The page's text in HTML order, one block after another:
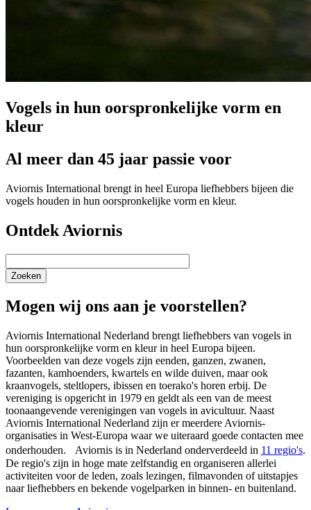
Vogels in hun oorspronkelijke vorm en
kleur
Al meer dan 45 jaar passie voor
Aviornis International brengt in heel Europa liefhebbers bijeen die
vogels houden in hun oorspronkelijke vorm en kleur.
Ontdek Aviornis
Mogen wij ons aan je voorstellen?
Aviornis International Nederland brengt liefhebbers van vogels in
hun oorspronkelijke vorm en kleur in heel Europa bijeen.
Voorbeelden van deze vogels zijn eenden, ganzen, zwanen,
fazanten, kamhoenders, kwartels en wilde duiven, maar ook
kraanvogels, steltlopers, ibissen en toerako's horen erbij. De
vereniging is opgericht in 1979 en geldt als een van de meest
toonaangevende verenigingen van vogels in avicultuur. Naast
Aviornis International Nederland zijn er meerdere Aviornis-
organisaties in West-Europa waar we uiteraard goede contacten mee
onderhouden. Aviornis is in Nederland onderverdeeld in 11 regio's.
De regio's zijn in hoge mate zelfstandig en organiseren allerlei
activiteiten voor de leden, zoals lezingen, filmavonden of uitstapjes
naar liefhebbers en bekende vogelparken in binnen- en buitenland.